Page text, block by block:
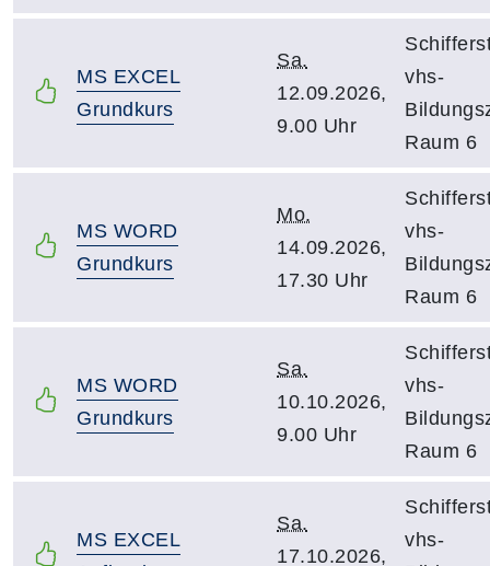
MS EXCEL
Grundkurs
Sa.
12.09.2026,
9.00 Uhr
vhs-
Raum 6
MS WORD
Grundkurs
Mo.
14.09.2026,
17.30 Uhr
vhs-
Raum 6
MS WORD
Grundkurs
Sa.
10.10.2026,
9.00 Uhr
vhs-
Raum 6
MS EXCEL
Sa.
17.10.2026,
vhs-